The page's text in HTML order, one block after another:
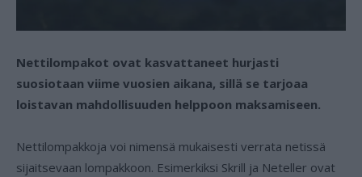
Nettilompakot ovat kasvattaneet hurjasti
suosiotaan viime vuosien aikana, sillä se tarjoaa
loistavan mahdollisuuden helppoon maksamiseen.
Nettilompakkoja voi nimensä mukaisesti verrata netissä
sijaitsevaan lompakkoon. Esimerkiksi Skrill ja Neteller ovat